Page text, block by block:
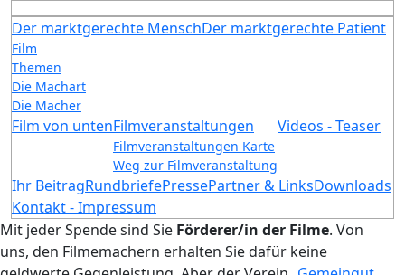
Der marktgerechte Mensch
Film
Themen
Die Machart
Die Macher
Der marktgerechte Patient
Film von untenFilmveranstaltungen
Filmveranstaltungen Karte
Weg zur Filmveranstaltung
Videos - Teaser
Ihr BeitragRundbriefePressePartner & LinksDownloads
Kontakt - Impressum
Mit jeder Spende sind Sie Förderer/in der Filme. Von
uns, den Filmemachern erhalten Sie dafür keine